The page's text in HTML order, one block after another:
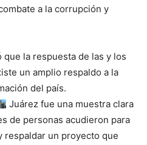
a la corrupción y
que la respuesta de las y los
un amplio respaldo a la
del país.
Juárez fue una muestra clara
de personas acudieron para
respaldar un proyecto que